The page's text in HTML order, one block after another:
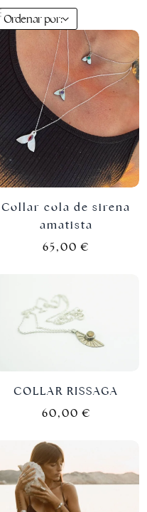
Ordenar por:
Collar cola de sirena
amatista
65,00€
COLLAR RISSAGA
60,00€